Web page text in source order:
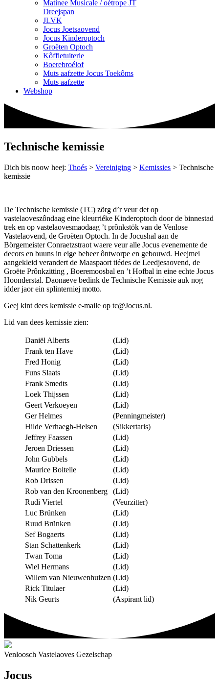
Matinee Musicale / oétrope JT
Dreejspan
JLVK
Jocus Joetsaovend
Jocus Kinderoptoch
Groëten Optoch
Kôffietuiterie
Boerebroélof
Muts aafzette Jocus Toekôms
Muts aafzette
Webshop
Technische kemissie
Dich bis noow heej: Thoés > Vereiniging > Kemissies > Technische
kemissie
De Technische kemissie (TC) zörg d’r veur det op
vastelaoveszôndaag eine kleurriéke Kinderoptoch door de binnestad
trek en op vastelaovesmaodaag ’t prônkstök van de Venlose
Vastelaovend, de Groëten Optoch. In de Jocushal aan de
Börgemeister Conraetzstraot waere veur alle Jocus evenemente de
decors en buuns in eige beheer ôntworpe en gebouwd. Heejmei
aangekleid verandert de Maaspaort tiédes de Leedjesaovend, de
Groëte Prônkzitting , Boeremoosbal en ’t Hofbal in eine echte Jocus
Hoonderstal. Daonaeve bedink de Technische Kemissie auk nog
idder jaor ein splinterniej motto.
Geej kint dees kemissie e-maile op tc@Jocus.nl.
Lid van dees kemissie zien:
Daniël Alberts
(Lid)
Frank ten Have
(Lid)
Fred Honig
(Lid)
Funs Slaats
(Lid)
Frank Smedts
(Lid)
Loek Thijssen
(Lid)
Geert Verkoeyen
(Lid)
Ger Helmes
(Penningmeister)
Hilde Verhaegh-Helsen
(Sikkertaris)
Jeffrey Faassen
(Lid)
Jeroen Driessen
(Lid)
John Gubbels
(Lid)
Maurice Boitelle
(Lid)
Rob Drissen
(Lid)
Rob van den Kroonenberg
(Lid)
Rudi Viertel
(Veurzitter)
Luc Brünken
(Lid)
Ruud Brünken
(Lid)
Sef Bogaerts
(Lid)
Stan Schattenkerk
(Lid)
Twan Toma
(Lid)
Wiel Hermans
(Lid)
Willem van Nieuwenhuizen (Lid)
Rick Titulaer
(Lid)
Nik Geurts
(Aspirant lid)
Venloosch Vastelaoves Gezelschap
Jocus